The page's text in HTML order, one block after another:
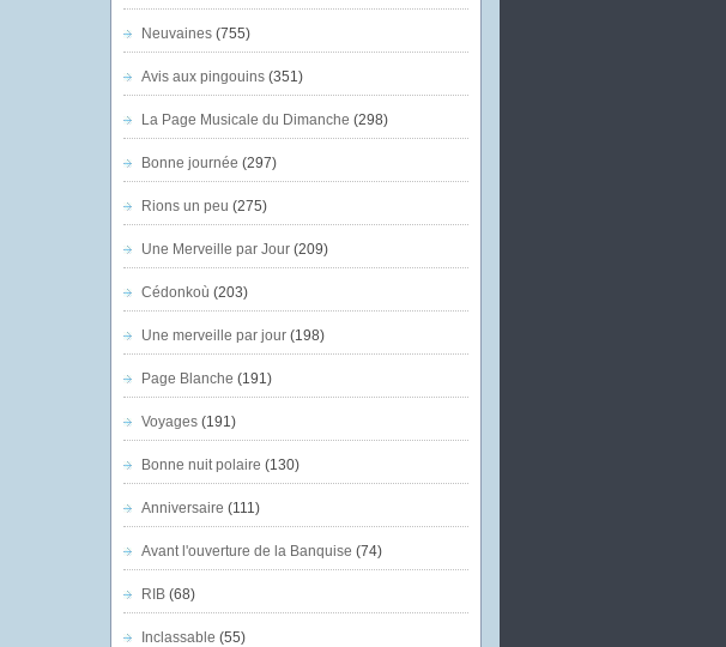
Neuvaines(755)
Avis aux pingouins(351)
La Page Musicale du Dimanche (298)
Bonne journée (297)
Rions un peu (275)
Une Merveille par Jour(209)
Cédonkoù (203)
Une merveille par jour(198)
Page Blanche (191)
Voyages(191)
Bonne nuit polaire (130)
Anniversaire (111)
Avant l'ouverture de la Banquise (74)
RIB(68)
Inclassable (55)